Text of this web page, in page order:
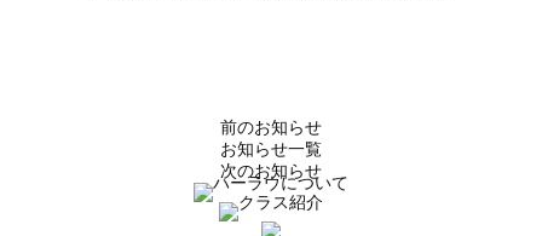
前のお知らせ
お知らせ一覧
次のお知らせ